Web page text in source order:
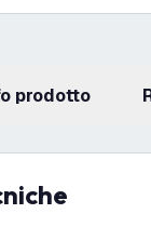
prodotto